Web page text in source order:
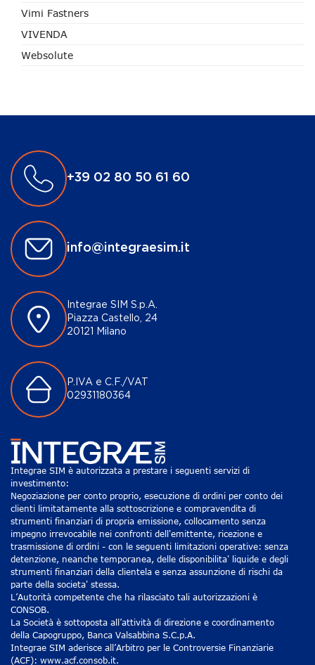
Vimi Fastners
VIVENDA
Websolute
+39 02 80 50 61 60
info@integraesim.it
Integrae SIM S.p.A.
Piazza Castello, 24
20121 Milano
P.IVA e C.F./VAT
02931180364
Integrae SIM è autorizzata a prestare i seguenti servizi di
investimento:
Negoziazione per conto proprio, esecuzione di ordini per conto dei
clienti limitatamente alla sottoscrizione e compravendita di
strumenti finanziari di propria emissione, collocamento senza
impegno irrevocabile nei confronti dell'emittente, ricezione e
trasmissione di ordini - con le seguenti limitazioni operative: senza
detenzione, neanche temporanea, delle disponibilita' liquide e degli
strumenti finanziari della clientela e senza assunzione di rischi da
parte della societa' stessa.
L’Autorità competente che ha rilasciato tali autorizzazioni è
CONSOB.
La Società è sottoposta all’attività di direzione e coordinamento
della Capogruppo, Banca Valsabbina S.C.p.A.
Integrae SIM aderisce all’Arbitro per le Controversie Finanziarie
(ACF): www.acf.consob.it.